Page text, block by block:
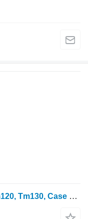
Převodový hřídel New Holland Tm120, Tm130, Case Puma 130 Transmission Shaft T16x46 5166028 pro kolového traktoru